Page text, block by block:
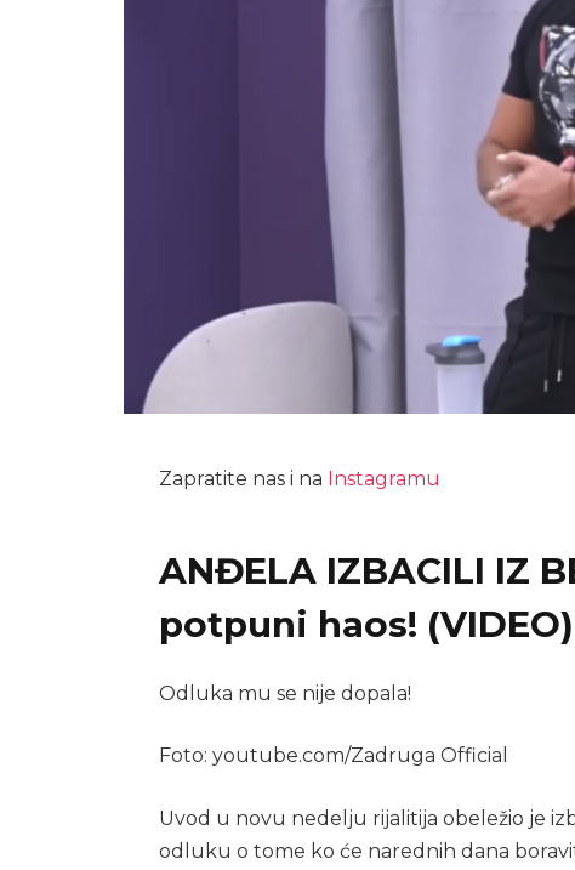
Zapratite nas i na Instagramu
ANĐELA IZBACILI IZ
potpuni haos! (VIDEO)
Odluka mu se nije dopala!
Foto: youtube.com/Zadruga Official
Uvod u novu nedelju rijalitija obeležio je
odluku o tome ko će narednih dana